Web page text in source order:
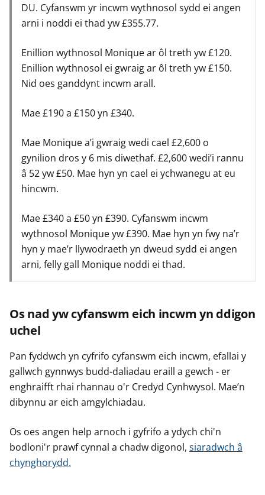
DU. Cyfanswm yr incwm wythnosol sydd ei angen
arni i noddi ei thad yw £355.77.
Enillion wythnosol Monique ar ôl treth yw £120.
Enillion wythnosol ei gwraig ar ôl treth yw £150.
Nid oes ganddynt incwm arall.
Mae £190 a £150 yn £340.
Mae Monique a’i gwraig wedi cael £2,600 o
gynilion dros y 6 mis diwethaf. £2,600 wedi’i rannu
â 52 yw £50. Mae hyn yn cael ei ychwanegu at eu
hincwm.
Mae £340 a £50 yn £390. Cyfanswm incwm
wythnosol Monique yw £390. Mae hyn yn fwy na’r
hyn y mae’r llywodraeth yn dweud sydd ei angen
arni, felly gall Monique noddi ei thad.
Os nad yw cyfanswm eich incwm yn ddigon
uchel
Pan fyddwch yn cyfrifo cyfanswm eich incwm, efallai y
gallwch gynnwys budd-daliadau eraill a gewch - er
enghraifft rhai rhannau o'r Credyd Cynhwysol. Mae’n
dibynnu ar eich amgylchiadau.
Os oes angen help arnoch i gyfrifo a ydych chi'n
bodloni'r prawf cynnal a chadw digonol, siaradwch â
chynghorydd.